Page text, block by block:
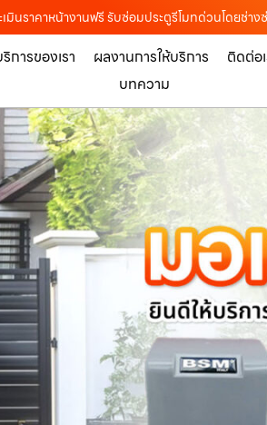
มินราคาหน้างานฟรี รับซ่อมประตูรีโมทด่วนโดยช่า
การของเรา ผลงานการให้บริการ ติดต่อ
บทความ